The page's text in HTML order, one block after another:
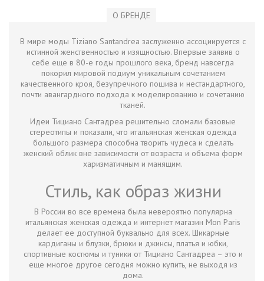
О БРЕНДЕ
В мире моды Tiziano Santandrea заслуженно ассоциируется с
истинной женственностью и изящностью. Впервые заявив о
себе еще в 80-е годы прошлого века, бренд навсегда
покорил мировой подиум уникальным сочетанием
качественного кроя, безупречного пошива и нестандартного,
почти авангардного подхода к моделированию и сочетанию
тканей.
Идеи Тициано Сантадреа решительно сломали базовые
стереотипы и показали, что итальянская женская одежда
большого размера способна творить чудеса и сделать
женский облик вне зависимости от возраста и объема форм
харизматичным и манящим.
Стиль, как образ жизни
В России во все времена была невероятно популярна
итальянская женская одежда и интернет магазин Mon Paris
делает ее доступной буквально для всех. Шикарные
кардиганы и блузки, брюки и джинсы, платья и юбки,
спортивные костюмы и туники от Тициано Сантадреа – это и
еще многое другое сегодня можно купить, не выходя из
дома.